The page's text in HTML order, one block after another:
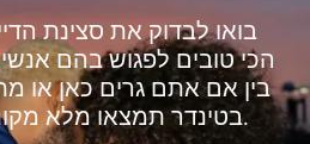
בואו לבדוק את סצינת
הכי טובים לפגוש בהם
בין אם אתם גרים כאן או
בטינדר תמצאו מלא מקומיים שנמצאים באזור.